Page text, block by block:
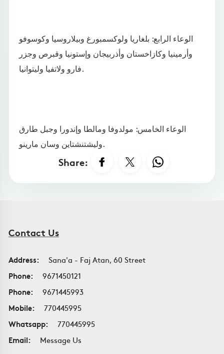
الوعاء الرابع: بلغاريا ولوكسمبورغ وبيلاروسيا وكوسوفو
وأرمينيا وكازاخستان وأذربيجان وإستونيا وقبرص وجزر
فارو ولاتفيا وليتوانيا.
الوعاء الخامس: مولدوفا ومالطا وإندورا وجبل طارق
وليشتنشتاين وسان مارينو.
Share:
Contact Us
Address:
Sana'a - Faj Atan, 60 Street
Phone:
9671450121
Phone:
9671445993
Mobile:
770445995
Whatsapp:
770445995
Email:
Message Us